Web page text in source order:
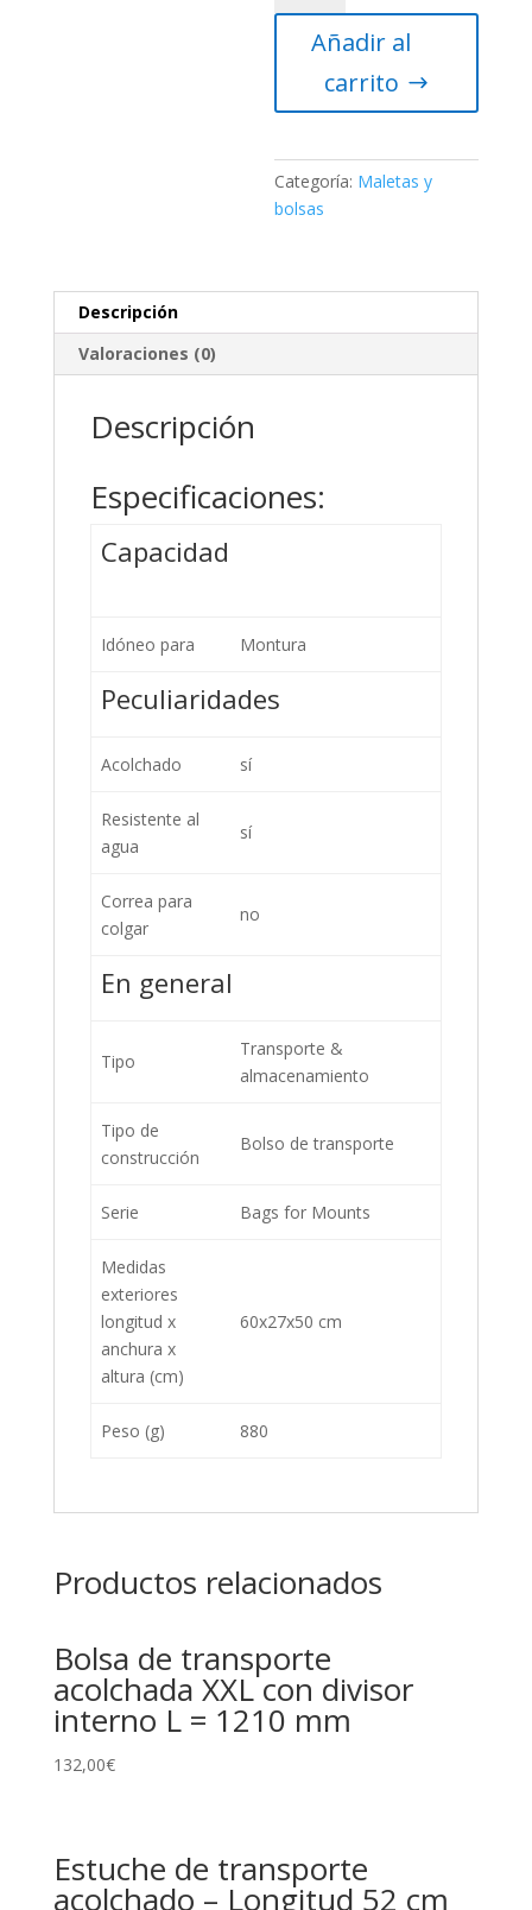
de
transporte
R
cantidad
Añadir al
carrito
Categoría: Maletas y
bolsas
Descripción
Valoraciones (0)
Descripción
Especificaciones:
Capacidad
Idóneo para Montura
Peculiaridades
Acolchado sí
Resistente al
agua
sí
Correa para
colgar
no
En general
Tipo
Transporte &
almacenamiento
Tipo de
construcción
Bolso de transporte
Serie Bags for Mounts
Medidas
exteriores
longitud x
anchura x
altura (cm)
60x27x50 cm
Peso (g) 880
Productos relacionados
Bolsa de transporte
acolchada XXL con divisor
interno L = 1210 mm
132,00€
Estuche de transporte
acolchado – Longitud 52 cm